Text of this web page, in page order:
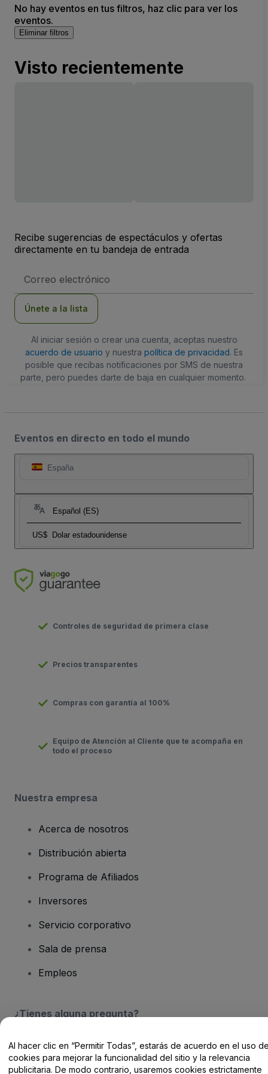
No hay eventos en tus filtros, haz clic para ver los
eventos.
Eliminar filtros
Visto recientemente
Recibe sugerencias de espectáculos y ofertas
directamente en tu bandeja de entrada
de
Únete a la lista
Al iniciar sesión o crear una cuenta, aceptas nuestro
acuerdo de usuario y nuestra política de privacidad. Es
posible que recibas notificaciones por SMS de nuestra
parte, pero puedes darte de baja en cualquier momento.
Eventos en directo en todo el mundo
España
Español (ES)
US$ Dolar estadounidense
Controles de seguridad de primera clase
Precios transparentes
Compras con garantía al 100%
Equipo de Atención al Cliente que te acompaña en
todo el proceso
Nuestra empresa
Acerca de nosotros
Distribución abierta
Programa de Afiliados
Inversores
Servicio corporativo
Sala de prensa
Empleos
¿Tienes alguna pregunta?
Centro de Ayuda / Contacto
Al hacer clic en “Permitir Todas”, estarás de acuerdo en el uso
cookies para mejorar la funcionalidad del sitio y la relevancia
publicitaria. De modo contrario, usaremos cookies estrictamente